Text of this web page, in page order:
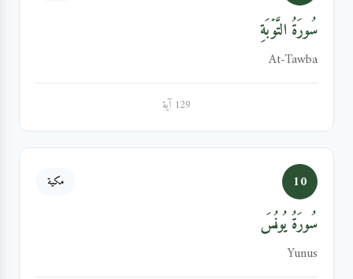
سُورَةُ التَّوۡبَةِ
At-Tawba
129 آية
10 مكية
سُورَةُ يُونُسَ
Yunus